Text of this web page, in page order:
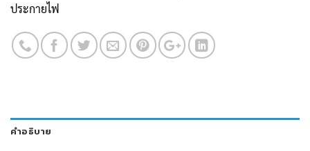
ประกายไฟ
คำอธิบาย